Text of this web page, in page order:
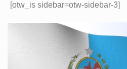
[otw_is sidebar=otw-sidebar-3]